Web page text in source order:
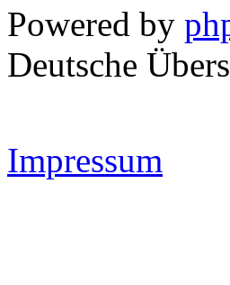
Powered by
Deutsche
Impressum